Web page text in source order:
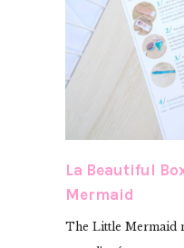
La Beautiful
Mermaid
The Little Mermaid